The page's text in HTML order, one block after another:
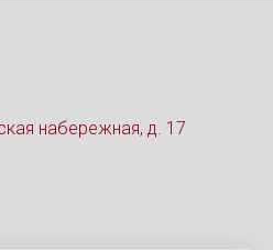
набережная, д. 17